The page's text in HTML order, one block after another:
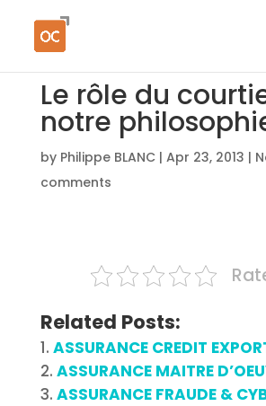
Le rôle du
notre
by Philippe BLANC| Apr 23, 2013 |
comments
Related Posts:
ASSURANCE CREDIT
ASSURANCE MAITRE
ASSURANCE FRAUDE &